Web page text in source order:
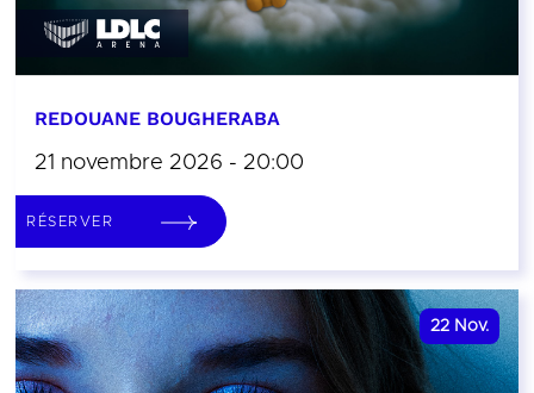
REDOUANE BOUGHERABA
21 novembre 2026 - 20:00
RÉSERVER
22 Nov.